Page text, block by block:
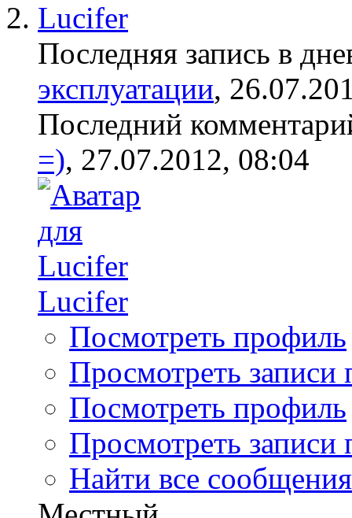
Lucifer
Последняя запись в
эксплуатации,
Последний
=), 27.07.2012, 08:04
Lucifer
Посмотреть профиль
Просмотреть записи
Посмотреть профиль
Просмотреть записи
Найти все